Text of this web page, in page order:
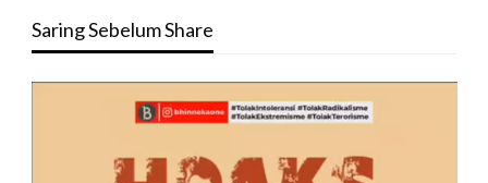
Saring Sebelum Share